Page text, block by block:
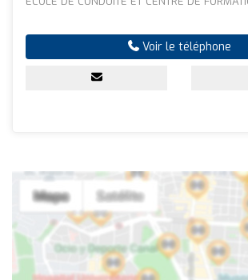
Voir le téléphone